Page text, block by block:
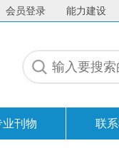
会员登录 能力建设
业刊物 联